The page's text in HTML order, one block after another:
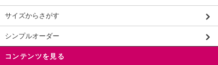
サイズからさがす
シンプルオーダー
コンテンツを見る